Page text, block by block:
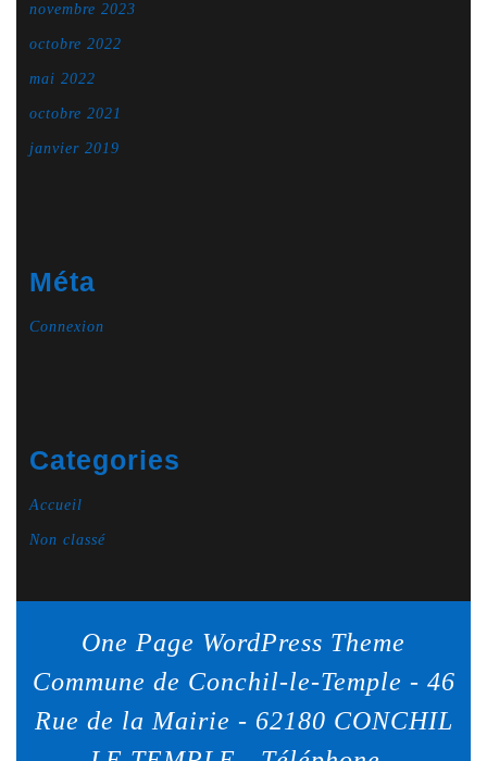
novembre 2023
octobre 2022
mai 2022
octobre 2021
janvier 2019
Méta
Connexion
Categories
Accueil
Non classé
One Page WordPress Theme
Commune de Conchil-le-Temple - 46
Rue de la Mairie - 62180 CONCHIL